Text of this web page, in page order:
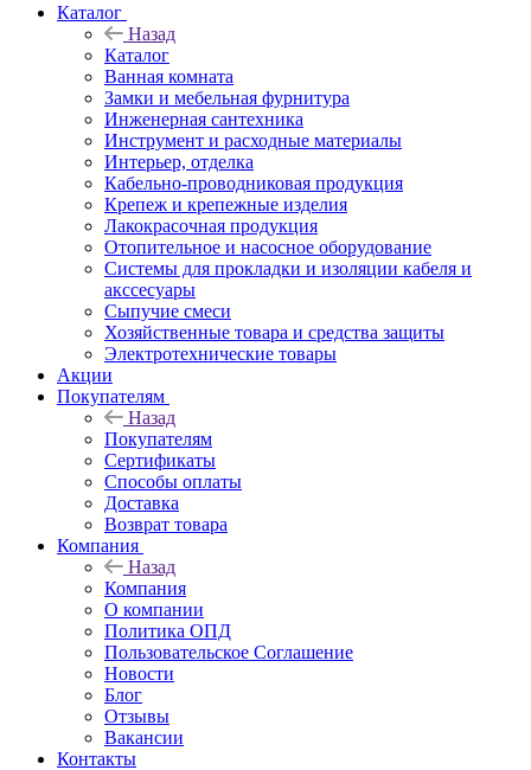
Каталог
Назад
Каталог
Ванная комната
Замки и мебельная фурнитура
Инженерная сантехника
Инструмент и расходные материалы
Интерьер, отделка
Кабельно-проводниковая продукция
Крепеж и крепежные изделия
Лакокрасочная продукция
Отопительное и насосное оборудование
Системы для прокладки и изоляции кабеля и
акссесуары
Сыпучие смеси
Хозяйственные товара и средства защиты
Электротехнические товары
Акции
Покупателям
Назад
Покупателям
Сертификаты
Способы оплаты
Доставка
Возврат товара
Компания
Назад
Компания
О компании
Политика ОПД
Пользовательское Соглашение
Новости
Блог
Отзывы
Вакансии
Контакты